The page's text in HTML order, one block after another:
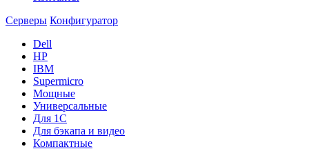
Серверы Конфигуратор
Dell
HP
IBM
Supermicro
Мощные
Универсальные
Для 1С
Для бэкапа и видео
Компактные